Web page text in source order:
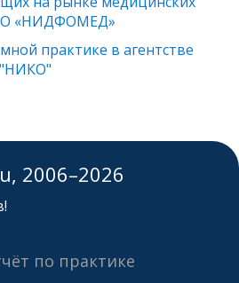
«НИДФОМЕД»
практике в агентстве
2006–2026
по практике